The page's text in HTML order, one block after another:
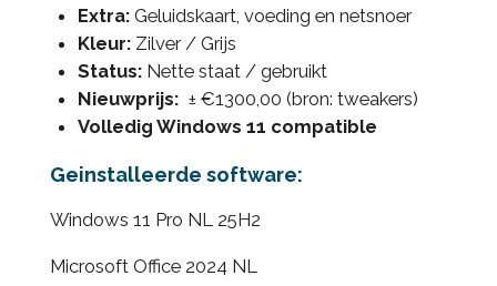
Extra:Geluidskaart, voeding en netsnoer
Kleur:Zilver / Grijs
Status:Nette staat / gebruikt
Nieuwprijs: ± €1300,00 (bron: tweakers)
Volledig Windows 11 compatible
Geinstalleerde software:
Windows 11 Pro NL 25H2
Microsoft Office 2024 NL